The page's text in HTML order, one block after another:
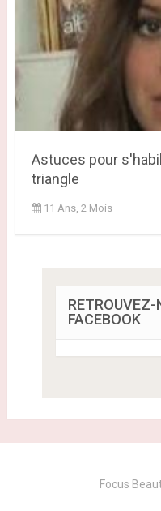
Astuces pour
triangle
11 Ans, 2 Mois
RETROUVEZ-
FACEBOOK
Focus